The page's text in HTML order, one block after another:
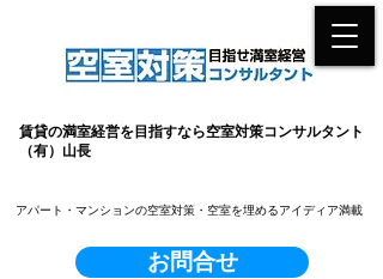
賃貸の満室経営を目指すなら空室対策コンサルタント
（有）山長
お問合せ
​アパート・マンションの空室対策・空室を埋めるアイディア満載